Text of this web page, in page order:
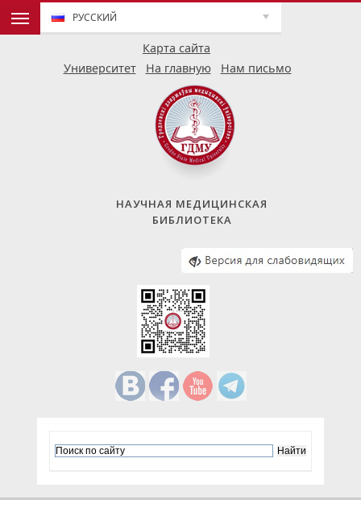
Карта сайта
РУССКИЙ
Университет На главную Нам письмо
НАУЧНАЯ МЕДИЦИНСКАЯ
БИБЛИОТЕКА